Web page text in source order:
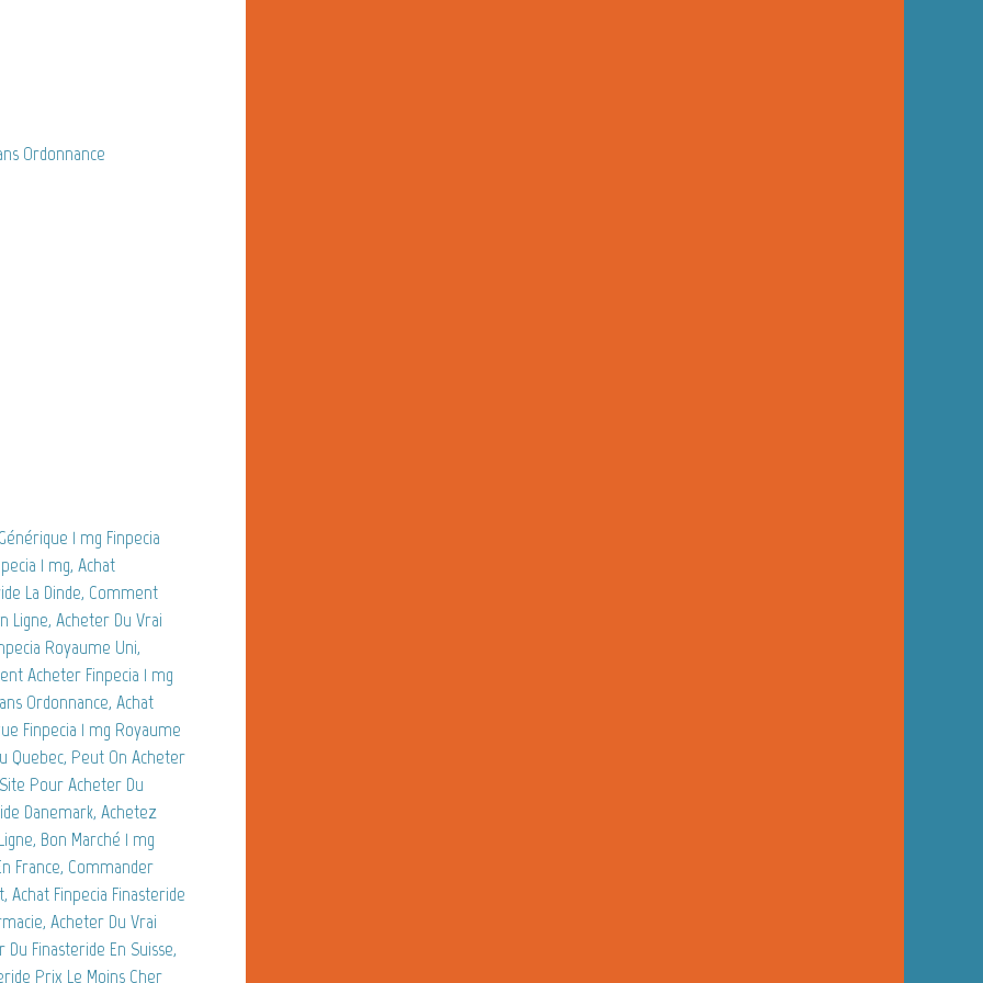
Ordonnance
1 mg Finpecia
1 mg, Achat
La Dinde, Comment
Ligne, Acheter Du Vrai
Royaume Uni,
Acheter Finpecia 1 mg
Ordonnance, Achat
Finpecia 1 mg Royaume
Quebec, Peut On Acheter
Pour Acheter Du
Danemark, Achetez
Bon Marché 1 mg
France, Commander
Achat Finpecia Finasteride
Acheter Du Vrai
Finasteride En Suisse,
Prix Le Moins Cher